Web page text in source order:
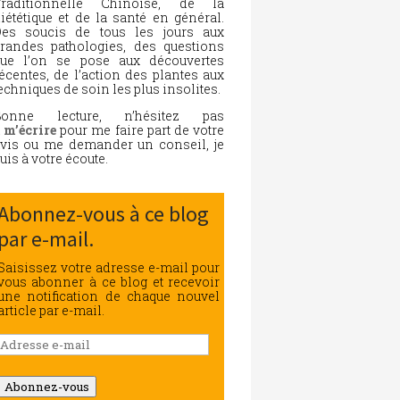
et de la santé en général.
soucis de tous les jours aux
pathologies, des questions
l’on se pose aux découvertes
de l’action des plantes aux
de soin les plus insolites.
lecture, n’hésitez pas
m’écrire pour me faire part de votre
ou me demander un conseil, je
à votre écoute.
vous à ce blog
par e-mail.
votre adresse e-mail pour
abonner à ce blog et recevoir
notification de chaque nouvel
par e-mail.
Abonnez-vous